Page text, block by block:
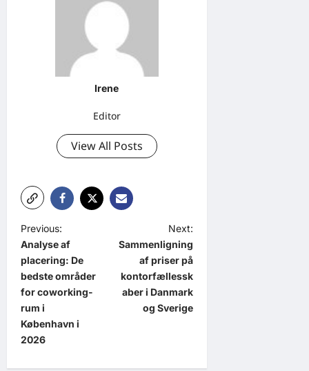
Irene
Editor
View All Posts
P
o
s
t
n
a
Previous:
Analyse af
placering: De
bedste områder
for coworking-
rum i
København i
2026
Next:
Sammenligning
af priser på
kontorfællessk
aber i Danmark
og Sverige